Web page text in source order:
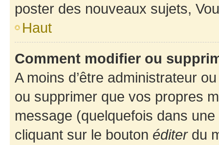
poster des nouveaux sujets,
Haut
Comment modifier ou
A moins d’être administrateur
ou supprimer que vos propres
message (quelquefois dans
cliquant sur le bouton éditerdu